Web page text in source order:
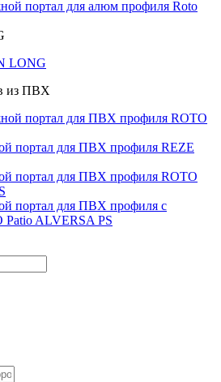
портал для алюм профиля Roto
LONG
из ПВХ
портал для ПВХ профиля ROTO
портал для ПВХ профиля REZE
портал для ПВХ профиля ROTO
портал для ПВХ профиля с
Patio ALVERSA PS